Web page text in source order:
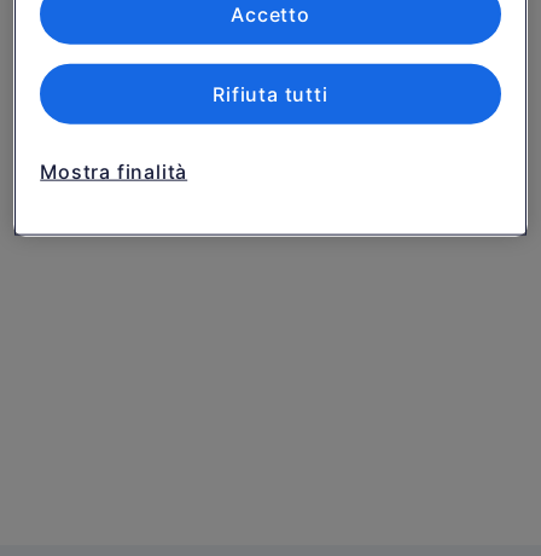
Elenco dei partner (fornitori)
Mostra finalità
Rifiuta tutti
Accetto